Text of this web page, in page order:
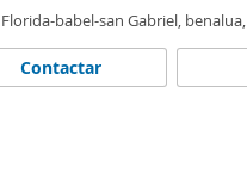
babel-san Gabriel, benalua,
Contactar